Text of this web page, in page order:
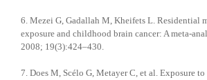
6. Mezei G, Gadallah M, Kheifets L. Residential
exposure and childhood brain cancer: A meta-
2008; 19(3):424–430.
7. Does M, Scélo G, Metayer C, et al. Exposure